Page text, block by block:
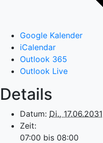
Google Kalender
iCalendar
Outlook 365
Outlook Live
Details
Datum: Di., 17.06.2031
Zeit:
07:00 bis 08:00